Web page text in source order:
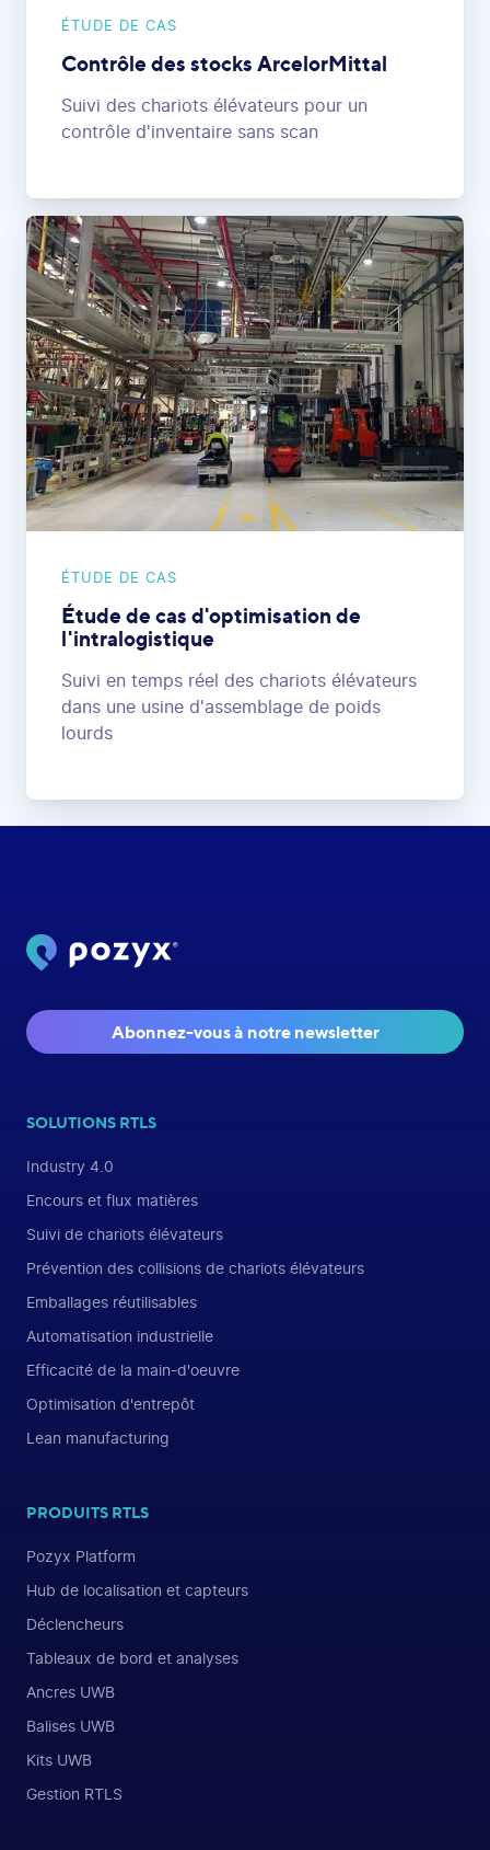
ÉTUDE DE CAS
Contrôle des stocks ArcelorMittal
Suivi des chariots élévateurs pour un
contrôle d'inventaire sans scan
ÉTUDE DE CAS
Étude de cas d'optimisation de
l'intralogistique
Suivi en temps réel des chariots élévateurs
dans une usine d'assemblage de poids
lourds
Abonnez-vous à notre newsletter
SOLUTIONS RTLS
Industry 4.0
Encours et flux matières
Suivi de chariots élévateurs
Prévention des collisions de chariots élévateurs
Emballages réutilisables
Automatisation industrielle
Efficacité de la main-d'oeuvre
Optimisation d'entrepôt
Lean manufacturing
PRODUITS RTLS
Pozyx Platform
Hub de localisation et capteurs
Déclencheurs
Tableaux de bord et analyses
Ancres UWB
Balises UWB
Kits UWB
Gestion RTLS